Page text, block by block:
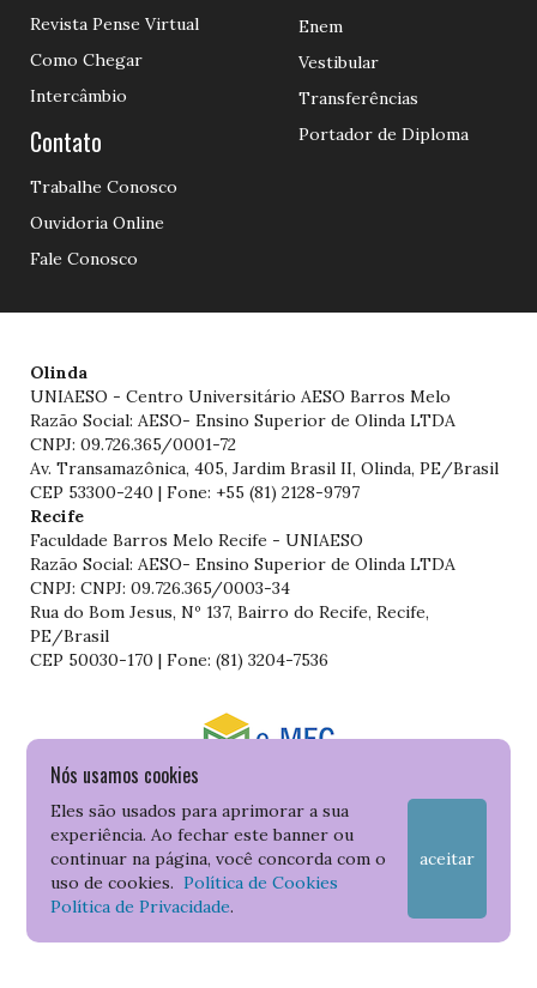
Nós usamos cookies
Eles são usados para aprimorar a sua
experiência. Ao fechar este banner ou
continuar na página, você concorda com o
uso de cookies.Política de Cookies
Política de Privacidade.
aceitar
Revista Pense Virtual
Como Chegar
Intercâmbio
Contato
Trabalhe Conosco
Ouvidoria Online
Fale Conosco
Enem
Vestibular
Transferências
Portador de Diploma
Olinda
UNIAESO - Centro Universitário AESO Barros Melo
Razão Social: AESO- Ensino Superior de Olinda LTDA
CNPJ: 09.726.365/0001-72
Av. Transamazônica, 405, Jardim Brasil II, Olinda, PE/Brasil
CEP 53300-240 | Fone: +55 (81) 2128-9797
Recife
Faculdade Barros Melo Recife - UNIAESO
Razão Social: AESO- Ensino Superior de Olinda LTDA
CNPJ: CNPJ: 09.726.365/0003-34
Rua do Bom Jesus, Nº 137, Bairro do Recife, Recife,
PE/Brasil
CEP 50030-170 | Fone: (81) 3204-7536
Consulte o cadastro da Instituição no Sistema do e-MEC